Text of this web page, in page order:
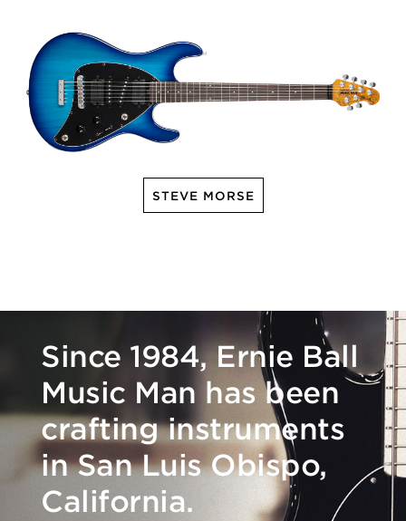
STEVE MORSE
Since 1984, Ernie Ball
Music Man has been
crafting instruments
in San Luis Obispo,
California.